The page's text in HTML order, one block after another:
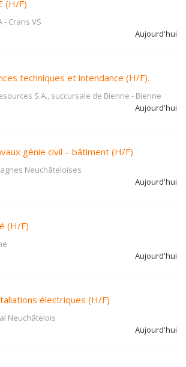
(H/F)
- Crans VS
Aujourd'hui
techniques et intendance (H/F).
S.A., succursale de Bienne - Bienne
Aujourd'hui
génie civil – bâtiment (H/F)
Neuchâteloises
Aujourd'hui
(H/F)
Aujourd'hui
électriques (H/F)
Neuchâtelois
Aujourd'hui